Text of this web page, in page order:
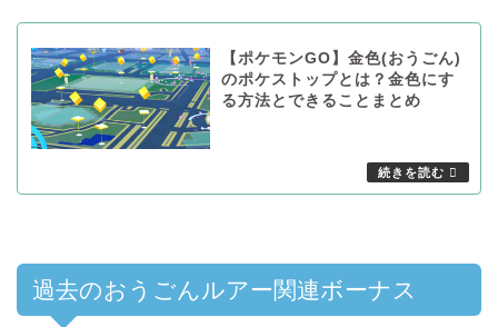
【ポケモンGO】金色(おうごん)
のポケストップとは？金色にす
る方法とできることまとめ
過去のおうごんルアー関連ボーナス